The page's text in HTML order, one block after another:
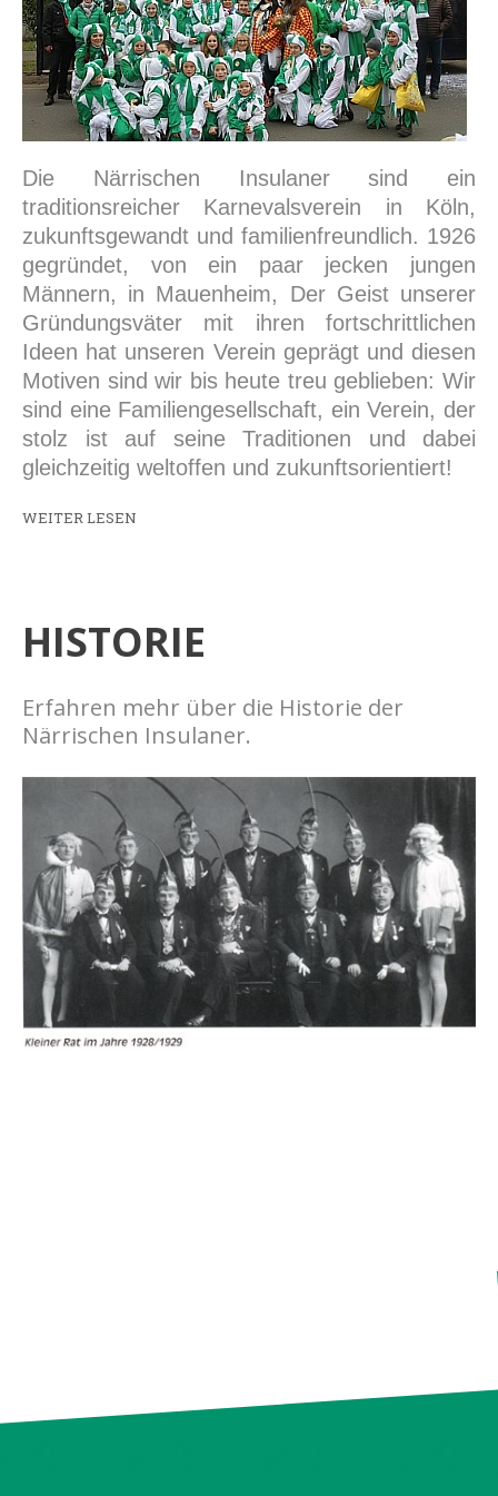
Die Närrischen Insulaner sind ein
traditionsreicher Karnevalsverein in Köln,
zukunftsgewandt und familienfreundlich. 1926
gegründet, von ein paar jecken jungen
Männern, in Mauenheim, Der Geist unserer
Gründungsväter
mit ihren fortschrittlichen
Ideen hat unseren Verein geprägt und diesen
Motiven sind wir bis heute treu geblieben: Wir
sind eine Familiengesellschaft, ein Verein, der
stolz ist auf seine Traditionen und dabei
gleichzeitig weltoffen und zukunftsorientiert!
WEITER LESEN
HISTORIE
Erfahren mehr über die Historie der
Närrischen Insulaner.